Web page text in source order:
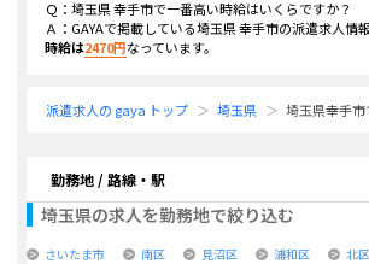
Ｑ： 埼玉県 幸手市で一番高い時給はいくらですか？
Ａ：GAYAで掲載している埼玉県 幸手市の派遣求人情
時給は2470円なっています。
派遣求人の gaya トップ 埼玉県 埼玉県幸手市
勤務地 / 路線・駅
埼玉県の求人を勤務地で絞り込む
さいたま市 南区 見沼区 浦和区 北区